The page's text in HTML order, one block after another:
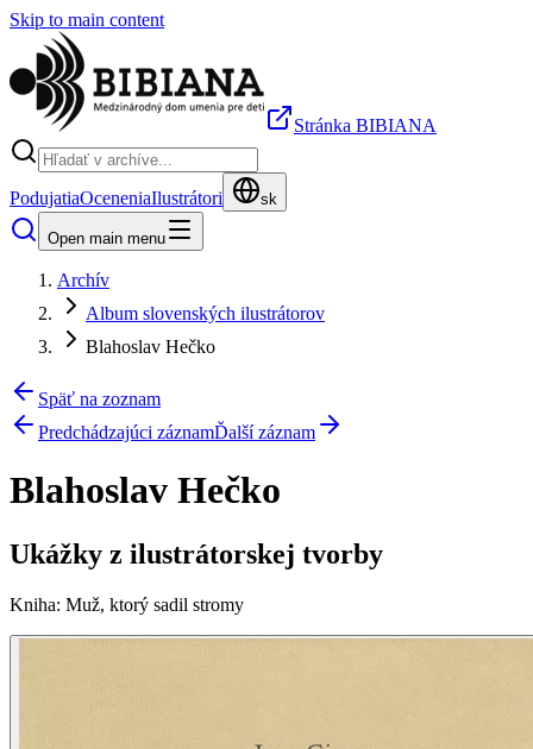
Skip to main content
Stránka BIBIANA
PodujatiaOceneniaIlustrátori sk
Open main menu
Archív
Album slovenských ilustrátorov
Blahoslav Hečko
Späť na zoznam
Predchádzajúci záznamĎalší záznam
Blahoslav Hečko
Ukážky z ilustrátorskej tvorby
Kniha: Muž, ktorý sadil stromy